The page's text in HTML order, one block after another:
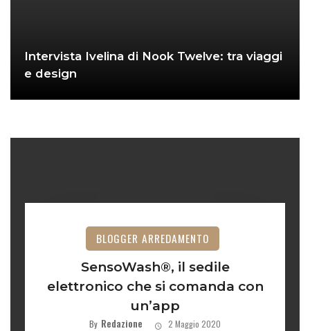
Intervista Ivelina di Nook Twelve: tra viaggi
e design
BLOGGER ARREDAMENTO
SensoWash®, il sedile
elettronico che si comanda con
un’app
By Redazione 2 Maggio 2020